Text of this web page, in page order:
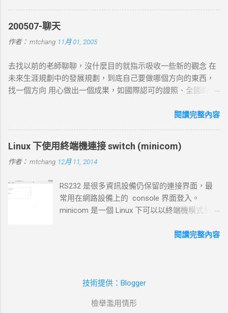
進行查詢，獲取目標伺服器的 IP 地址。 結果 ：若查詢成功，
返回 IP 地址， curl 將繼續下一步。若查詢失敗， curl 則返回
DNS 錯誤並中止。 2. TCP 三向交握 (Three-Way Handshake) 目
核發送一個 SYN 封包，目標伺服器回應 SYN-ACK ，然後 curl
返回 ACK 完成三向交握，建立起 TCP 連線。 結果 ：若在 --
connect-timeout 設定時間內未完成三向交握，則連線失敗並返
HTTP 請求，根據 URL 設定不同的請求方法（如 GET 、 POST
）。 過程 ： curl 構建 HTTP 請求標頭並附加任何所需的數據
（如表單數據），然後通過已建立的 TCP 連線將請求發送到伺
服器。 結果 ：伺服器接收請求並準備回應，若過程中出現網路
問題，則請求可能中止或失敗。 4. 伺服器處理請求並返回回應
容。 過程 ：伺服器確認請求內容後，由 HTTP 伺服器（如
httpd ）根據需求（例如讀取靜態文件或調用後端服務）生成回
應，並加上適當的 HTTP 狀態碼和標頭。 結果 ：伺服器將回應
服器接收回應數據，並在終端或指定的輸出目標中顯示。 過程
定，則在終端中顯示。...
200507-聊天
作者： mtchang 11月 01, 2005
去找以前的老師聊聊，沒什麼目的就指示吸收一些新的觀念 在
未來生涯規劃中的發展規劃，到底自己要做哪個方向的東西，
找一個方向 用心做出一個成果，如國際認可的證照、全國的比
路。以目前技術而言要就做最大最廣，否則 就做最小最少，避
X-windows上程式的開發： http://www.wxwidgets.org/
http://tavi.debian.org.tw/index.php?page=wxWindows * 使用
Java在嵌入式系統上的開發 當然如果在學習過程中，有好的工
等著我去讀，但好的工作不是常常有的，一定要把握住好的機
閱讀完整內容
Linux 下使用終端機連接 switch (minicom)
作者： mtchang 12月 11, 2014
RS232 是很多資訊設備仍保留的連接界面，最
常用在網路設備上的 console 界面登入。
minicom 是一個 Linux 下可以以終端機模式登入
裝 minicom mtchang@debian:~$ sudo apt-get
號。這裡抓到的是 ttyUSB0 --> /dev/ttyUSB0
/var/log/messages -f Dec 11 09:54:34 debian
閱讀完整內容
技術提供：Blogger
檢舉濫用情形